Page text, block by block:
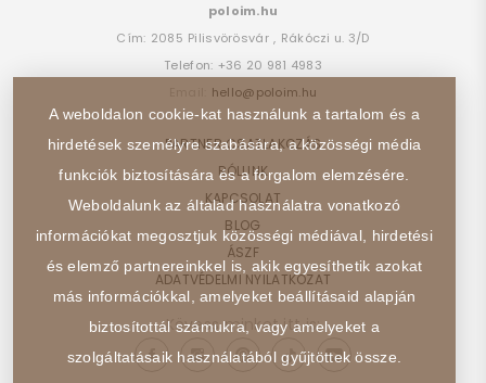
poloim.hu
Cím: 2085 Pilisvörösvár , Rákóczi u. 3/D
Telefon: +36 20 981 4983
hello@poloim.hu
PARTNER CSATLAKOZÁS
RÓLUNK
KAPCSOLAT
BLOG
ÁSZF
ADATVÉDELMI NYILATKOZAT
Kövess minket itt is:
A weboldalon cookie-kat használunk a tartalom és a
hirdetések személyre szabására, a közösségi média
funkciók biztosítására és a forgalom elemzésére.
Weboldalunk az általad használatra vonatkozó
információkat megosztjuk közösségi médiával, hirdetési
és elemző partnereinkkel is, akik egyesíthetik azokat
más információkkal, amelyeket beállításaid alapján
biztosítottál számukra, vagy amelyeket a
szolgáltatásaik használatából gyűjtöttek össze.